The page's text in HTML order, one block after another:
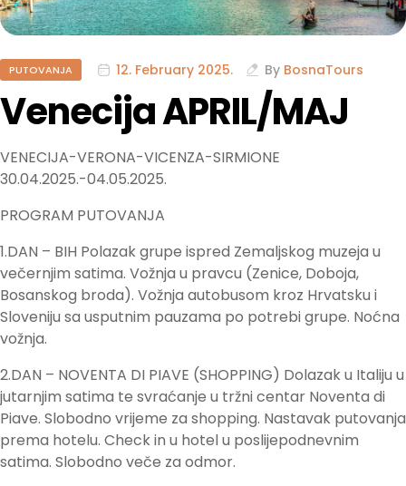
PUTOVANJA 12. February 2025. By BosnaTours
Venecija APRIL/MAJ
VENECIJA-VERONA-VICENZA-SIRMIONE
30.04.2025.-04.05.2025.
PROGRAM PUTOVANJA
1.DAN – BIH Polazak grupe ispred Zemaljskog muzeja u
večernjim satima. Vožnja u pravcu (Zenice, Doboja,
Bosanskog broda). Vožnja autobusom kroz Hrvatsku i
Sloveniju sa usputnim pauzama po potrebi grupe. Noćna
vožnja.
2.DAN – NOVENTA DI PIAVE (SHOPPING) Dolazak u Italiju u
jutarnjim satima te svraćanje u tržni centar Noventa di
Piave. Slobodno vrijeme za shopping. Nastavak putovanja
prema hotelu. Check in u hotel u poslijepodnevnim
satima. Slobodno veče za odmor.